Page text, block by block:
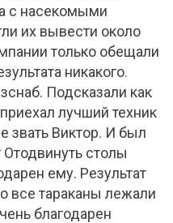
с насекомыми
их вывести около
только обещали
никакого.
Подсказали как
лучший техник
звать Виктор. И был
столы
ему. Результат
все тараканы лежали
благодарен